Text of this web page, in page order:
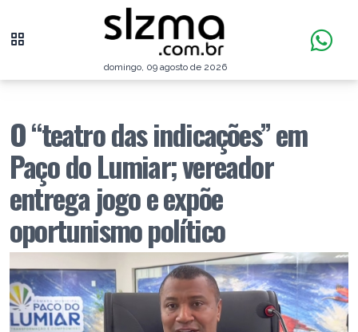
domingo, 09 agosto de 2026
O “teatro das indicações” em
Paço do Lumiar; vereador
entrega jogo e expõe
oportunismo político